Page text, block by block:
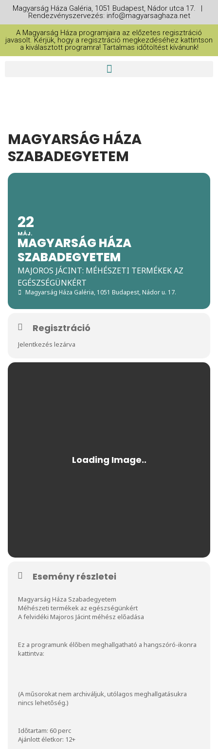
Magyarság Háza Galéria, 1051 Budapest, Nádor utca 17. |
Rendezvényszervezés: info@magyarsaghaza.net
A Magyarság Háza programjaira az előzetes regisztráció
javasolt. Kérjük, hogy a regisztráció megkezdéséhez kattintson
a kiválasztott programra! Tartalmas időtöltést kívánunk!
MAGYARSÁG HÁZA
SZABADEGYETEM
22
MÁJ.
MAGYARSÁG HÁZA
SZABADEGYETEM
MAJOROS JÁCINT: MÉHÉSZETI TERMÉKEK AZ
EGÉSZSÉGÜNKÉRT
Magyarság Háza Galéria, 1051 Budapest, Nádor u. 17.
Regisztráció
Jelentkezés lezárva
Esemény részletei
Magyarság Háza Szabadegyetem
Méhészeti termékek az egészségünkért
A felvidéki Majoros Jácint méhész előadása
Ez a programunk élőben meghallgatható a hangszóró-ikonra
kattintva:
(A műsorokat nem archiváljuk, utólagos meghallgatásukra
nincs lehetőség.)
Időtartam: 60 perc
Ajánlott életkor: 12+